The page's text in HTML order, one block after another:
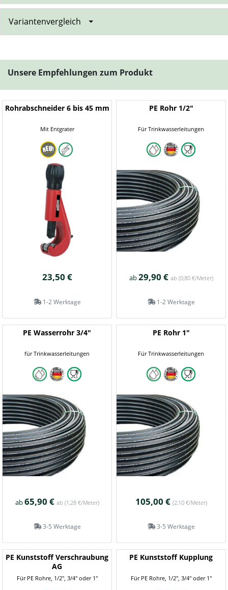
Variantenvergleich
Unsere Empfehlungen zum Produkt
Rohrabschneider 6 bis 45 mm
Mit Entgrater
23,50 €
1-2 Werktage
PE Rohr 1/2"
Für Trinkwasserleitungen
ab29,90 € ab (0,80 €/Meter)
1-2 Werktage
PE Wasserrohr 3/4"
für Trinkwasserleitungen
ab65,90 € ab (1,28 €/Meter)
3-5 Werktage
PE Rohr 1"
Für Trinkwasserleitungen
105,00 € (2,10 €/Meter)
3-5 Werktage
PE Kunststoff Verschraubung
AG
Für PE Rohre, 1/2", 3/4" oder 1"
PE Kunststoff Kupplung
Für PE Rohre, 1/2", 3/4" oder 1"